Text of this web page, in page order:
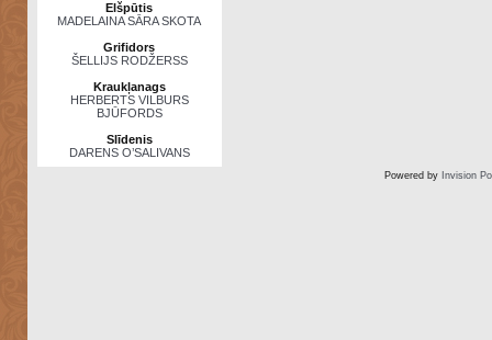
Elšpūtis
MADELAINA SĀRA SKOTA
Grifidors
ŠELLIJS RODŽERSS
Kraukļanags
HERBERTS VILBURS
BJŪFORDS
Slīdenis
DARENS O’SALIVANS
Powered by Invision